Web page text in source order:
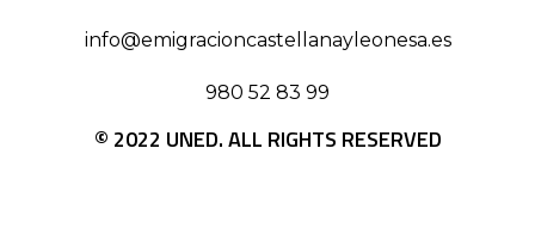
info@emigracioncastellanayleonesa.es
980 52 83 99
© 2022 UNED. ALL RIGHTS RESERVED